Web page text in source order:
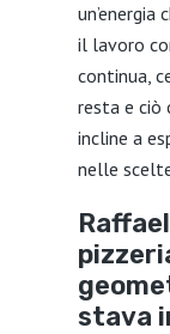
un’energia
il lavoro
continua,
resta e ciò
incline a
nelle
stava